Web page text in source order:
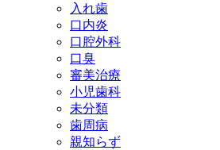
入れ歯
口内炎
口腔外科
口臭
審美治療
小児歯科
未分類
歯周病
親知らず